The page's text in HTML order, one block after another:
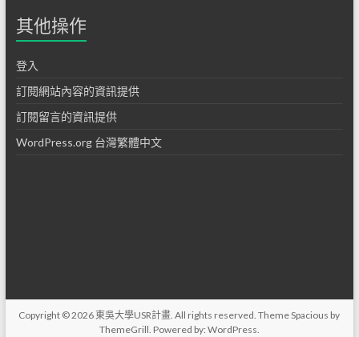
其他操作
登入
訂閱網站內容的資訊提供
訂閱留言的資訊提供
WordPress.org 台灣繁體中文
Copyright © 2026東吳大學USR計畫 . All rights reserved. ThemeSpacious by
ThemeGrill. Powered by: WordPress